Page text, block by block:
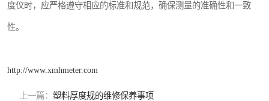
度仪时，应严格遵守相应的标准和规范，确保测量的准确性和一致
性。
http://www.xmhmeter.com
上一篇： 塑料厚度规的维修保养事项